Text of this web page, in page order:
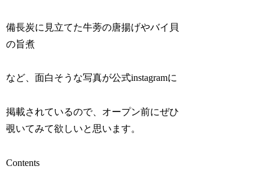
備長炭に見立てた牛蒡の唐揚げやバイ貝
の旨煮
など、面白そうな写真が公式instagramに
掲載されているので、オープン前にぜひ
覗いてみて欲しいと思います。
Contents